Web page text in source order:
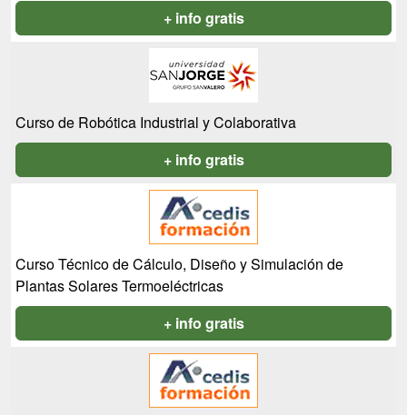
+ info gratis
Curso de Robótica Industrial y Colaborativa
+ info gratis
Curso Técnico de Cálculo, Diseño y Simulación de
Plantas Solares Termoeléctricas
+ info gratis